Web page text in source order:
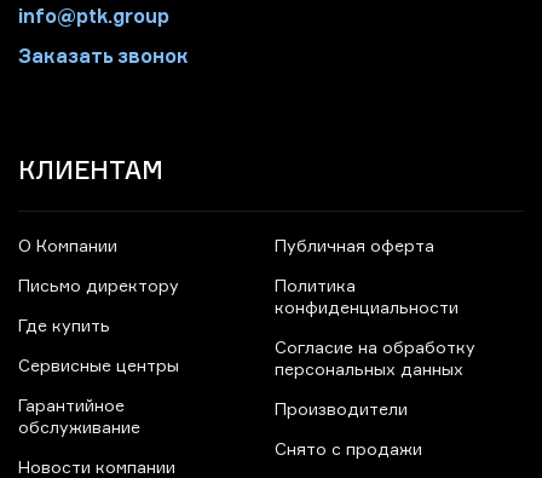
info@ptk.group
Заказать звонок
КЛИЕНТАМ
О Компании
Письмо директору
Где купить
Сервисные центры
Гарантийное
обслуживание
Новости компании
Публичная оферта
Политика
конфиденциальности
Согласие на обработку
персональных данных
Производители
Снято с продажи